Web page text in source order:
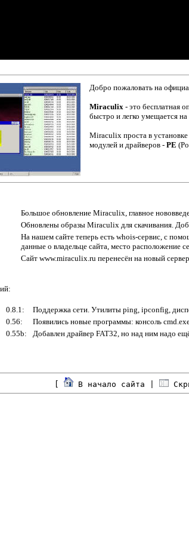
Добро пожаловать на
Miraculix - это бесплатная
быстро и легко умещается
Miraculix проста в
модулей и драйверов - PE
Большое обновление Miraculix, главное
Обновлены образы Miraculix для скачивания.
На нашем сайте теперь есть whois-сервис, с
данные о владельце сайта, место расположение
Сайт www.miraculix.ru перенесён на новый
0.8.1: Поддержка сети. Утилиты ping, ipconfig,
0.56:
Появились новые программы: консоль
0.55b: Добавлен драйвер FAT32, но над ним надо
В начало сайта